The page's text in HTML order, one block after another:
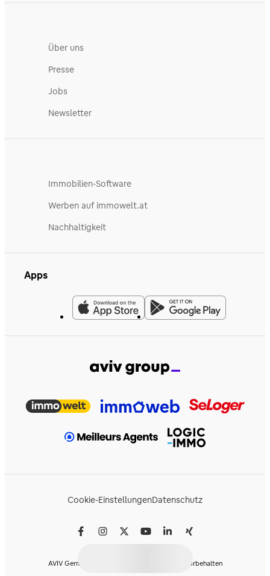
Über uns
Presse
Jobs
Newsletter
Immobilien-Software
Werben auf immowelt.at
Nachhaltigkeit
Apps
Cookie-EinstellungenDatenschutz
AVIV Germany GmbH © 2026 - Alle Rechte vorbehalten